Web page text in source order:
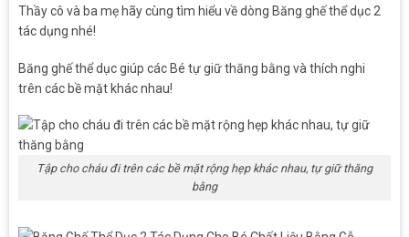
Thầy cô và ba mẹ hãy cùng tìm hiểu về dòng Băng ghế thể dục 2
tác dụng nhé!
Băng ghế thể dục giúp các Bé tự giữ thăng bằng và thích nghi
trên các bề mặt khác nhau!
Tập cho cháu đi trên các bề mặt rộng hẹp khác nhau, tự giữ thăng
bằng